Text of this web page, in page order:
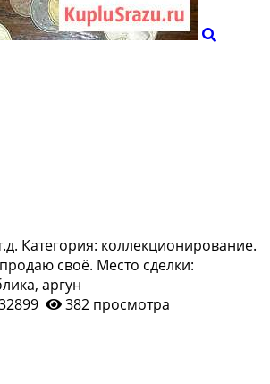
Категория: коллекционирование.
своё. Место сделки:
аргун
382 просмотра